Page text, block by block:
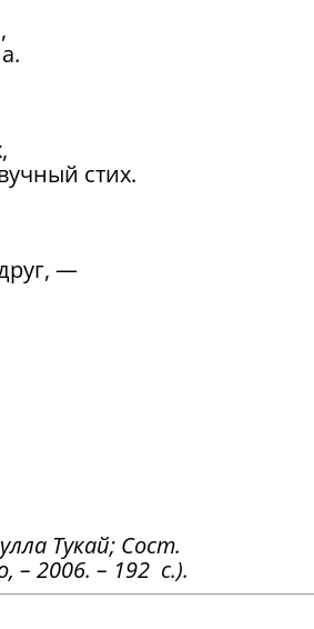
стих.
—
Тукай; Сост.
– 2006. – 192 с.).